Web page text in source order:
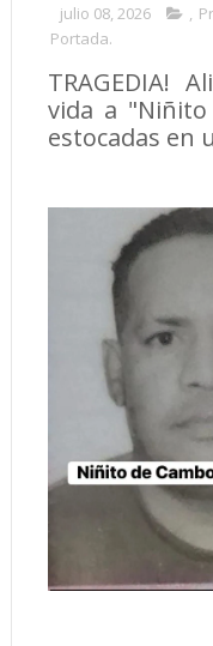
julio 08, 2026 ,
Portada.
TRAGEDIA!
vida a "Niñito
estocadas en